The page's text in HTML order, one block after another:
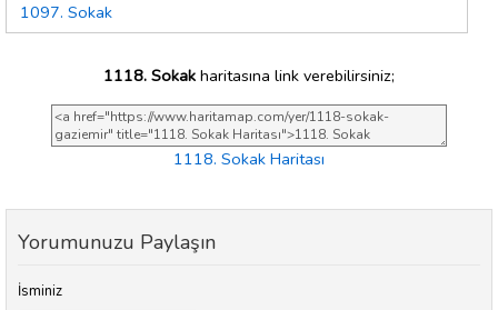
1097. Sokak
1118. Sokak haritasına link verebilirsiniz;
1118. Sokak Haritası
Yorumunuzu Paylaşın
İsminiz